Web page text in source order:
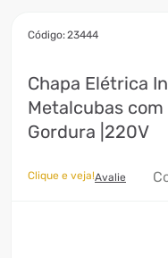
:23444
Chapa Elétrica
Metalcubas
Gordura |220V
Clique e veja!Avalie
2º
freezer
3º
fogão
5º
cervejeira